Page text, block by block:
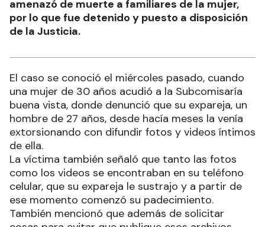
amenazó de muerte a familiares de la mujer,
por lo que fue detenido y puesto a disposición
de la Justicia.
El caso se conoció el miércoles pasado, cuando
una mujer de 30 años acudió a la Subcomisaría
buena vista, donde denunció que su expareja, un
hombre de 27 años, desde hacía meses la venía
extorsionando con difundir fotos y videos íntimos
de ella.
La víctima también señaló que tanto las fotos
como los videos se encontraban en su teléfono
celular, que su expareja le sustrajo y a partir de
ese momento comenzó su padecimiento.
También mencionó que además de solicitar